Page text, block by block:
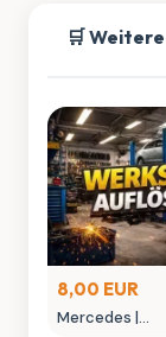
🛒
8,00 EUR
Mercedes |